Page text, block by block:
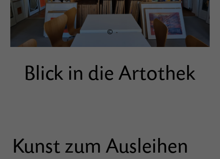
©
Blick in die Artothek
Kunst zum Ausleihen